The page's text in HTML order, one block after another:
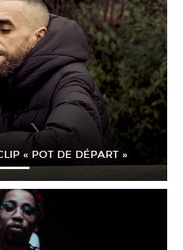
« POT DE DÉPART »